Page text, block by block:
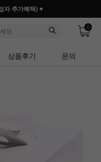
자 추가혜택) ♥
0
상품후기 문의